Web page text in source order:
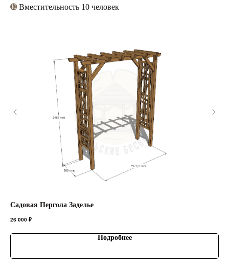
➓Вместительность 10 человек
Садовая Пергола Заделье
26 000 ₽
Подробнее